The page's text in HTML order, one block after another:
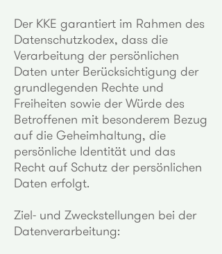
Der KKE garantiert im Rahmen des
Datenschutzkodex, dass die
Verarbeitung der persönlichen
Daten unter Berücksichtigung der
grundlegenden Rechte und
Freiheiten sowie der Würde des
Betroffenen mit besonderem Bezug
auf die Geheimhaltung, die
persönliche Identität und das
Recht auf Schutz der persönlichen
Daten erfolgt.
Ziel- und Zweckstellungen bei der
Datenverarbeitung: